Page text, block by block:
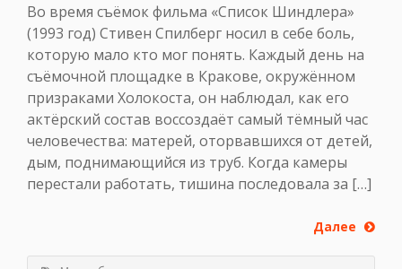
Во время съёмок фильма «Список Шиндлера»
(1993 год) Стивен Спилберг носил в себе боль,
которую мало кто мог понять. Каждый день на
съёмочной площадке в Кракове, окружённом
призраками Холокоста, он наблюдал, как его
актёрский состав воссоздаёт самый тёмный час
человечества: матерей, оторвавшихся от детей,
дым, поднимающийся из труб. Когда камеры
перестали работать, тишина последовала за […]
Далее